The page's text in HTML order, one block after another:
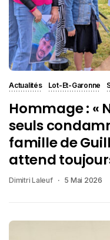
Actualités Lot-Et-Garonne
Hommage : «
seuls
famille de
attend
Dimitri Laleuf 5 Mai 2026